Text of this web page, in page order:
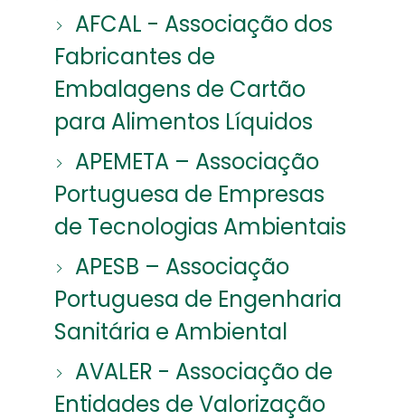
AFCAL - Associação dos
Fabricantes de
Embalagens de Cartão
para Alimentos Líquidos
APEMETA – Associação
Portuguesa de Empresas
de Tecnologias Ambientais
APESB – Associação
Portuguesa de Engenharia
Sanitária e Ambiental
AVALER - Associação de
Entidades de Valorização